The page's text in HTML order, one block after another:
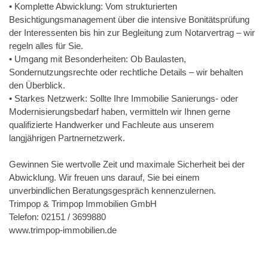
• Komplette Abwicklung: Vom strukturierten
Besichtigungsmanagement über die intensive Bonitätsprüfung
der Interessenten bis hin zur Begleitung zum Notarvertrag – wir
regeln alles für Sie.
• Umgang mit Besonderheiten: Ob Baulasten,
Sondernutzungsrechte oder rechtliche Details – wir behalten
den Überblick.
• Starkes Netzwerk: Sollte Ihre Immobilie Sanierungs- oder
Modernisierungsbedarf haben, vermitteln wir Ihnen gerne
qualifizierte Handwerker und Fachleute aus unserem
langjährigen Partnernetzwerk.
Gewinnen Sie wertvolle Zeit und maximale Sicherheit bei der
Abwicklung. Wir freuen uns darauf, Sie bei einem
unverbindlichen Beratungsgespräch kennenzulernen.
Trimpop & Trimpop Immobilien GmbH
Telefon: 02151 / 3699880
www.trimpop-immobilien.de